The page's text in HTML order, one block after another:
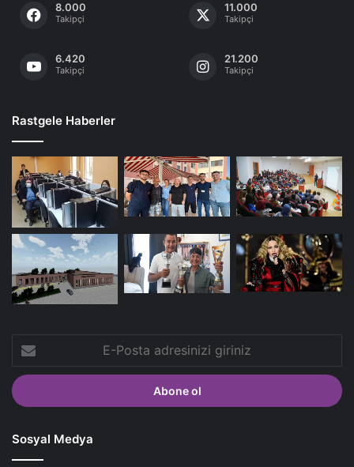
8.000
Takipçi
11.000
Takipçi
6.420
Takipçi
21.200
Takipçi
Rastgele Haberler
Posta
adresinizi
giriniz
Sosyal Medya